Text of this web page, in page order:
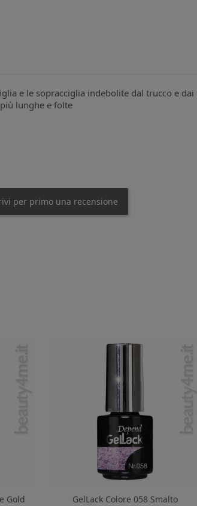
e le sopracciglia indebolite dal trucco e
lunghe e folte
per primo una recensione
Gold
GelLack Colore 058 Smalto